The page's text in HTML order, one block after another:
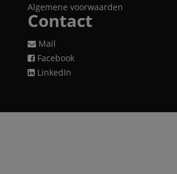
Algemene voorwaarden
Contact
Mail
Facebook
LinkedIn